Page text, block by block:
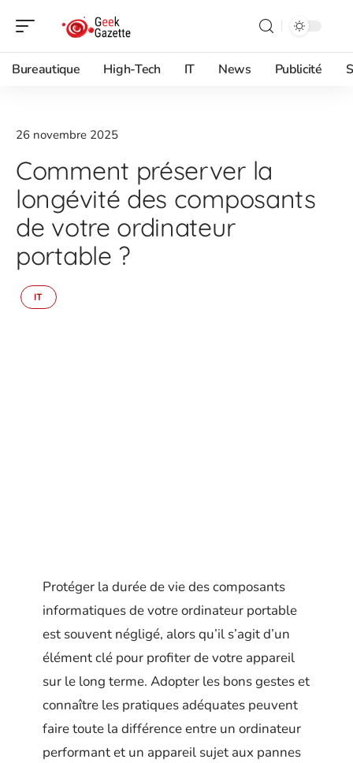
Bureautique High-Tech IT News Publicité
26 novembre 2025
Comment préserver la
longévité des composants
de votre ordinateur
portable ?
IT
Protéger la durée de vie des composants
informatiques de votre ordinateur portable
est souvent négligé, alors qu’il s’agit d’un
élément clé pour profiter de votre appareil
sur le long terme. Adopter les bons gestes et
connaître les pratiques adéquates peuvent
faire toute la différence entre un ordinateur
performant et un appareil sujet aux pannes